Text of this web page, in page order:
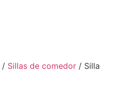
/ Sillas de comedor / Silla